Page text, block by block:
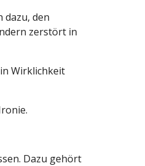
dazu, den
zerstört in
Wirklichkeit
Dazu gehört